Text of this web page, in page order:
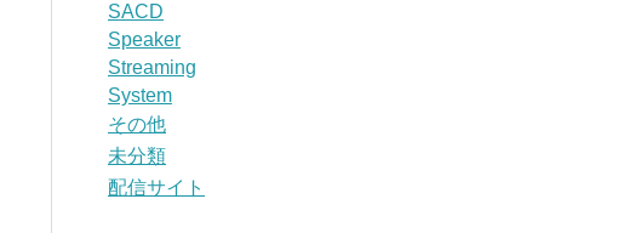
SACD
Speaker
Streaming
System
その他
未分類
配信サイト